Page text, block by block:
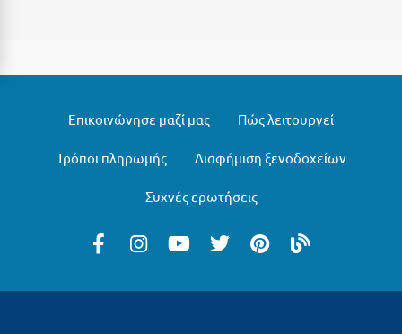
Μετέωρα
Μέτσοβο
Επικοινώνησε μαζί μας Πώς λειτουργεί
Τρόποι πληρωμής Διαφήμιση ξενοδοχείων
Συχνές ερωτήσεις